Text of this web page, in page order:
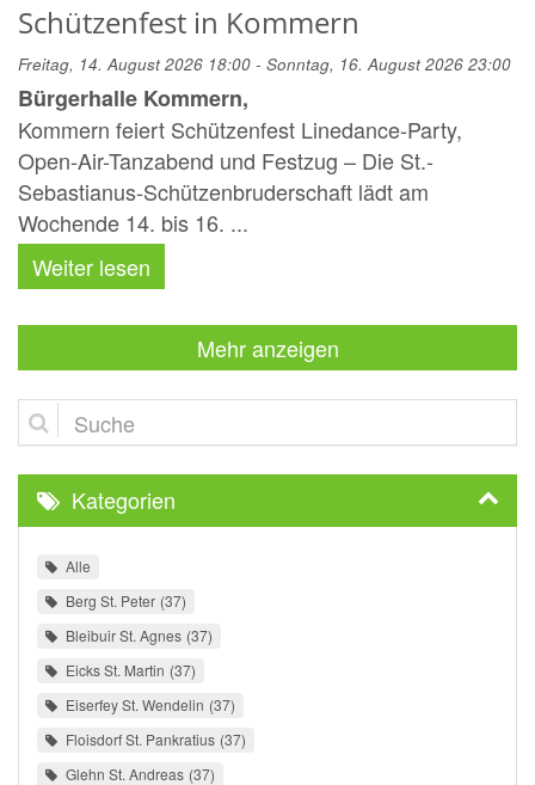
Schützenfest in Kommern
Freitag, 14. August 2026 18:00 - Sonntag, 16. August 2026 23:00
Bürgerhalle Kommern,
Kommern feiert Schützenfest Linedance-Party,
Open-Air-Tanzabend und Festzug – Die St.-
Sebastianus-Schützenbruderschaft lädt am
Wochende 14. bis 16. ...
Weiter lesen
Mehr anzeigen
Suche
Kategorien
Alle
Berg St. Peter 37
Bleibuir St. Agnes 37
Eicks St. Martin 37
Eiserfey St. Wendelin 37
Floisdorf St. Pankratius 37
Glehn St. Andreas 37